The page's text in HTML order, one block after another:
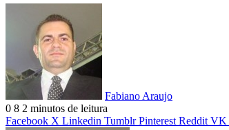
Fabiano Araujo
0 8 2 minutos de leitura
Facebook X Linkedin Tumblr Pinterest Reddit VK